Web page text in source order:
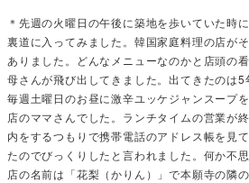
＊先週の火曜日の午後に築地を歩いていた時
裏道に入ってみました。韓国家庭料理の店が
ありました。どんなメニューなのかと店頭の
母さんが飛び出してきました。出てきたのは
毎週土曜日のお昼に激辛ユッケジャンスープ
店のママさんでした。ランチタイムの営業が
内をするつもりで携帯電話のアドレス帳を見
たのでびっくりしたと言われました。何か不
店の名前は「花梨（かりん）」で本願寺の隣